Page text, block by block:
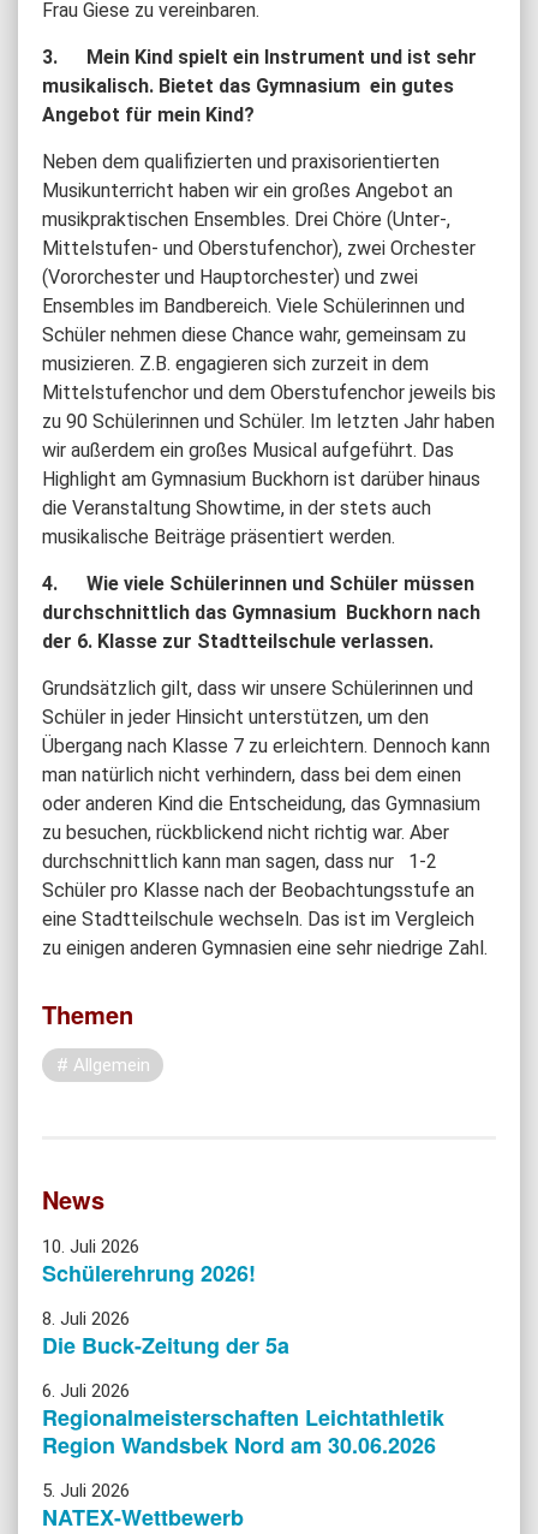
Frau Giese zu vereinbaren.
3. Mein Kind spielt ein Instrument und ist sehr
musikalisch. Bietet das Gymnasium ein gutes
Angebot für mein Kind?
Neben dem qualifizierten und praxisorientierten
Musikunterricht haben wir ein großes Angebot an
musikpraktischen Ensembles. Drei Chöre (Unter-,
Mittelstufen- und Oberstufenchor), zwei Orchester
(Vororchester und Hauptorchester) und zwei
Ensembles im Bandbereich. Viele Schülerinnen und
Schüler nehmen diese Chance wahr, gemeinsam zu
musizieren. Z.B. engagieren sich zurzeit in dem
Mittelstufenchor und dem Oberstufenchor jeweils bis
zu 90 Schülerinnen und Schüler. Im letzten Jahr haben
wir außerdem ein großes Musical aufgeführt. Das
Highlight am Gymnasium Buckhorn ist darüber hinaus
die Veranstaltung Showtime, in der stets auch
musikalische Beiträge präsentiert werden.
4. Wie viele Schülerinnen und Schüler müssen
durchschnittlich das Gymnasium Buckhorn nach
der 6. Klasse zur Stadtteilschule verlassen.
Grundsätzlich gilt, dass wir unsere Schülerinnen und
Schüler in jeder Hinsicht unterstützen, um den
Übergang nach Klasse 7 zu erleichtern. Dennoch kann
man natürlich nicht verhindern, dass bei dem einen
oder anderen Kind die Entscheidung, das Gymnasium
zu besuchen, rückblickend nicht richtig war. Aber
durchschnittlich kann man sagen, dass nur 1-2
Schüler pro Klasse nach der Beobachtungsstufe an
eine Stadtteilschule wechseln. Das ist im Vergleich
zu einigen anderen Gymnasien eine sehr niedrige Zahl.
Themen
Allgemein
News
10. Juli 2026
Schülerehrung 2026!
8. Juli 2026
Die Buck-Zeitung der 5a
6. Juli 2026
Regionalmeisterschaften Leichtathletik
Region Wandsbek Nord am 30.06.2026
5. Juli 2026
NATEX-Wettbewerb